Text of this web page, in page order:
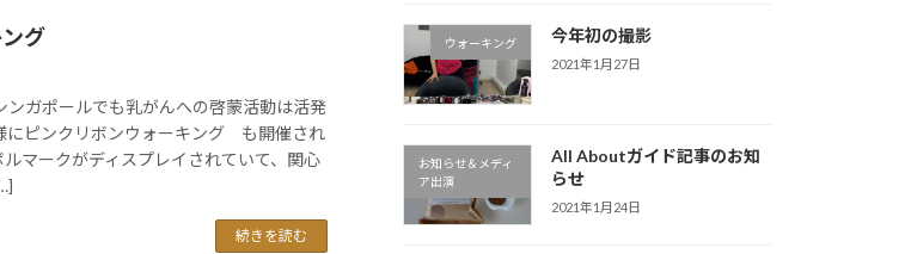
グ
ンガポールでも乳がんへの啓蒙活動は活発
にピンクリボンウォーキング も開催され
マークがディスプレイされていて、関心
続きを読む
ウォーキング 今年初の撮影
2021年1月27日
お知らせ＆メディ
ア出演
All Aboutガイド記事のお知
らせ
2021年1月24日